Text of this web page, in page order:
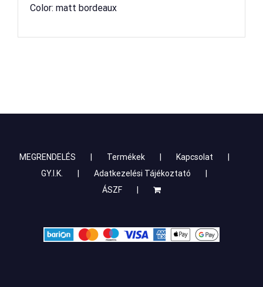
 Color: matt bordeaux
MEGRENDELÉS Termékek
Kapcsolat
GY.I.K.
Adatkezelési Tájékoztató
ÁSZF